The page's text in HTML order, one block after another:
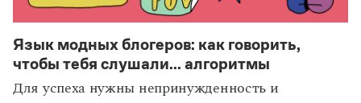
Язык модных блогеров: как говорить,
чтобы тебя слушали... алгоритмы
Для успеха нужны непринужденность и